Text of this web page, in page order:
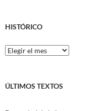
HISTÓRICO
Histórico
ÚLTIMOS TEXTOS